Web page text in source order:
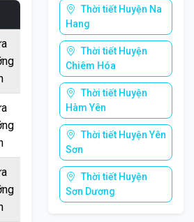
Thời tiết Huyện Na
Hang
Thời tiết Huyện
Chiêm Hóa
Thời tiết Huyện
Hàm Yên
Thời tiết Huyện Yên
Sơn
Thời tiết Huyện
Sơn Dương